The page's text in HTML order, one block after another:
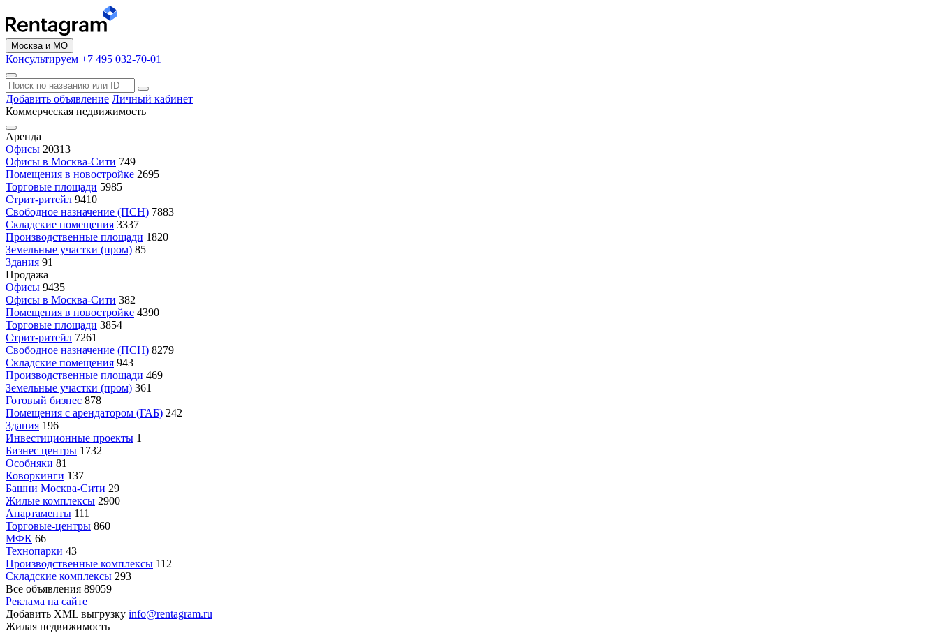
Москва и МО
Консультируем +7 495 032-70-01
Добавить объявление Личный кабинет
Коммерческая недвижимость
Аренда
Офисы 20313
Офисы в Москва-Сити 749
Помещения в новостройке 2695
Торговые площади 5985
Стрит-ритейл 9410
Свободное назначение (ПСН) 7883
Складские помещения 3337
Производственные площади 1820
Земельные участки (пром) 85
Здания 91
Продажа
Офисы 9435
Офисы в Москва-Сити 382
Помещения в новостройке 4390
Торговые площади 3854
Стрит-ритейл 7261
Свободное назначение (ПСН) 8279
Складские помещения 943
Производственные площади 469
Земельные участки (пром) 361
Готовый бизнес 878
Помещения с арендатором (ГАБ) 242
Здания 196
Инвестиционные проекты 1
Бизнес центры 1732
Особняки 81
Коворкинги 137
Башни Москва-Сити 29
Жилые комплексы 2900
Апартаменты 111
Торговые-центры 860
МФК 66
Технопарки 43
Производственные комплексы 112
Складские комплексы 293
Все объявления 89059
Реклама на сайте
Добавить XML выгрузку info@rentagram.ru
Жилая недвижимость